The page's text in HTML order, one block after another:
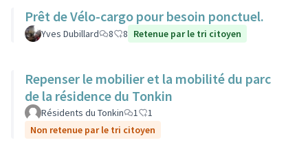
Prêt de Vélo-cargo pour besoin ponctuel.
Yves Dubillard 8 8 Retenue par le tri citoyen
Repenser le mobilier et la mobilité du parc
de la résidence du Tonkin
Résidents du Tonkin 1
1
Non retenue par le tri citoyen